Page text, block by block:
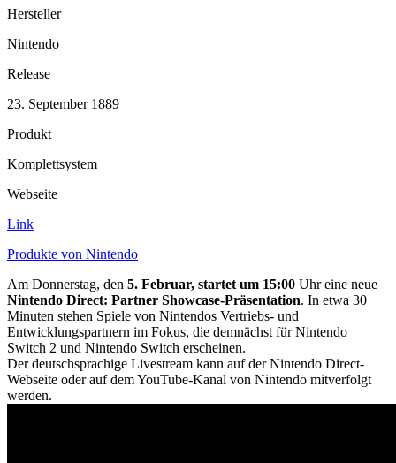
Hersteller
Nintendo
Release
23. September 1889
Produkt
Komplettsystem
Webseite
Link
Produkte von Nintendo
Am Donnerstag, den 5. Februar, startet um 15:00 Uhr eine neue
Nintendo Direct: Partner Showcase-Präsentation. In etwa 30
Minuten stehen Spiele von Nintendos Vertriebs- und
Entwicklungspartnern im Fokus, die demnächst für Nintendo
Switch 2 und Nintendo Switch erscheinen.
Der deutschsprachige Livestream kann auf der Nintendo Direct-
Webseite oder auf dem YouTube-Kanal von Nintendo mitverfolgt
werden.